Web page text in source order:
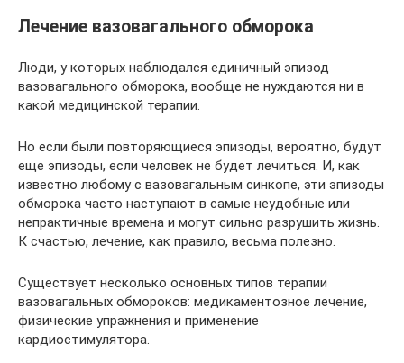
Лечение вазовагального обморока
Люди, у которых наблюдался единичный эпизод
вазовагального обморока, вообще не нуждаются ни в
какой медицинской терапии.
Но если были повторяющиеся эпизоды, вероятно, будут
еще эпизоды, если человек не будет лечиться. И, как
известно любому с вазовагальным синкопе, эти эпизоды
обморока часто наступают в самые неудобные или
непрактичные времена и могут сильно разрушить жизнь.
К счастью, лечение, как правило, весьма полезно.
Существует несколько основных типов терапии
вазовагальных обмороков: медикаментозное лечение,
физические упражнения и применение
кардиостимулятора.